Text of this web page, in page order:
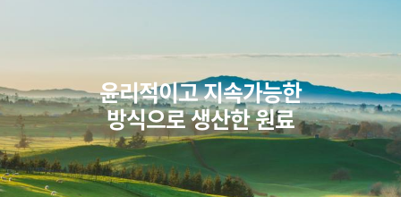
윤리적이고 지속가능한
방식으로 생산한 원료